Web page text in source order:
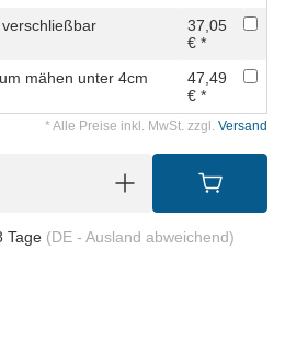
37,05
€ *
mähen unter 4cm
47,49
€ *
* Alle Preise inkl. MwSt. zzgl. Versand
Tage (DE - Ausland abweichend)